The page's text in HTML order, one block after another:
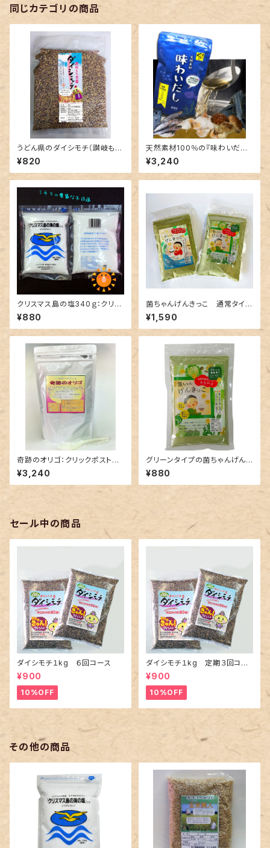
同じカテゴリの商品
うどん県のダイシモチ（讃岐もち
麦）800ｇパック：クリックポスト
で発送
¥820
天然素材100％の『味わいだし』
1袋500ｇ:レターパックで送れま
す
¥3,240
クリスマス島の塩340ｇ：クリッ
クポストで発送
¥880
菌ちゃんげんきっこ 通常タイプ
とグリーンタイプ詰め合わせ：ク
リックポストで発送
¥1,590
奇跡のオリゴ：クリックポストで
送るビックリ感動のオリゴ糖で
す。
¥3,240
グリーンタイプの菌ちゃんげんき
っこ：クリックポストで発送
¥880
セール中の商品
ダイシモチ１kg ６回コース
¥900
10%OFF
ダイシモチ１kg 定期３回コー
ス
¥900
10%OFF
その他の商品